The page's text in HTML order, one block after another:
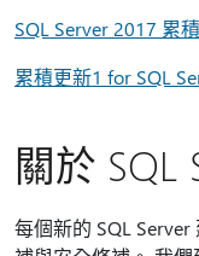
SQL Server 2017 累
累積更新1 for SQL
關於 SQL
每個新的 SQL